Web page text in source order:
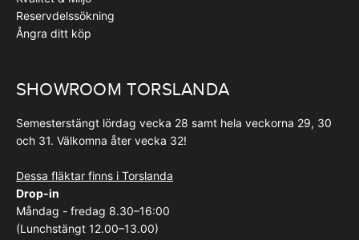
Reservdelssökning
Ångra ditt köp
SHOWROOM TORSLANDA
Semesterstängt lördag vecka 28 samt hela veckorna 29, 30
och 31. Välkomna åter vecka 32!
Dessa fläktar finns i Torslanda
Drop-in
Måndag - fredag 8.30–16:00
(Lunchstängt 12.00–13.00)